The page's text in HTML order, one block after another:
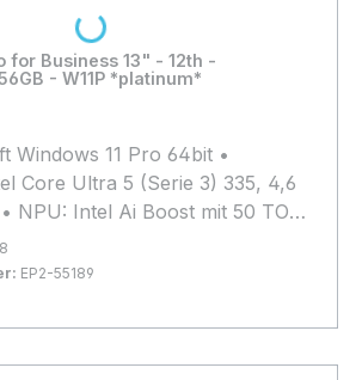
for Business 13" - 12th -
- W11P *platinum*
Windows 11 Pro 64bit •
Core Ultra 5 (Serie 3) 335, 4,6
NPU: Intel Ai Boost mit 50 TOPs
32GB LPDDR5x (nicht
Intel Graphics 4 Xe3 •
Multi-Touch, Matt,
EP2-55189
Loading...